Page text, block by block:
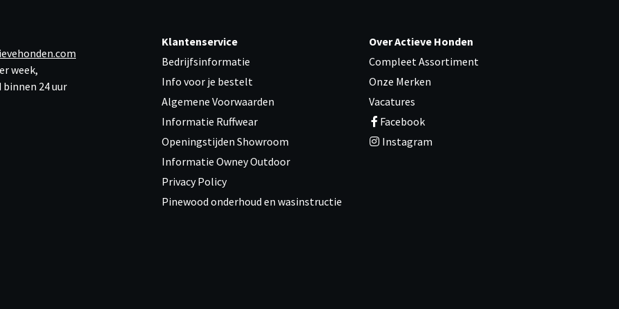
week,
24 uur
Klantenservice
Bedrijfsinformatie
Info voor je bestelt
Algemene Voorwaarden
Informatie Ruffwear
Openingstijden Showroom
Informatie Owney Outdoor
Privacy Policy
Pinewood onderhoud en wasinstructie
Over Actieve Honden
Compleet Assortiment
Onze Merken
Vacatures
Facebook
Instagram